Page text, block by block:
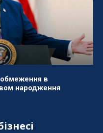
в
народження